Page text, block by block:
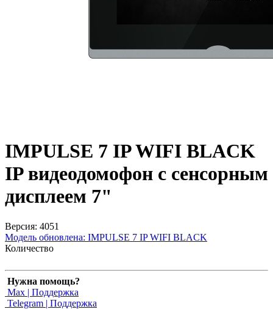
IMPULSE 7 IP WIFI BLACK
IP видеодомофон с сенсорным
дисплеем 7"
Версия: 4051
Модель обновлена: IMPULSE 7 IP WIFI BLACK
Количество
Нужна помощь?
Max | Поддержка
Telegram | Поддержка